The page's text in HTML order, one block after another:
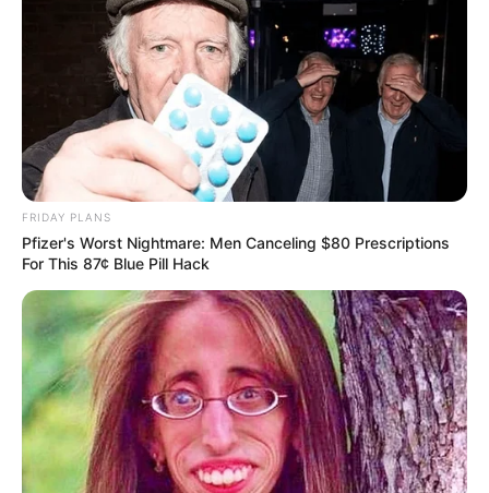
FRIDAY PLANS
Pfizer's Worst Nightmare: Men Canceling $80 Prescriptions
For This 87¢ Blue Pill Hack